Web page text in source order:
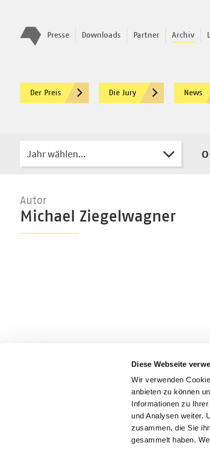
Diese Webseite
Wir verwenden
anbieten zu können
Informationen zu
und Analysen weiter.
zusammen, die Sie
gesammelt haben.
Presse Downloads Partner Archiv
Der Preis Die Jury News
Jahr wählen...
Autor
Michael Ziegelwagner